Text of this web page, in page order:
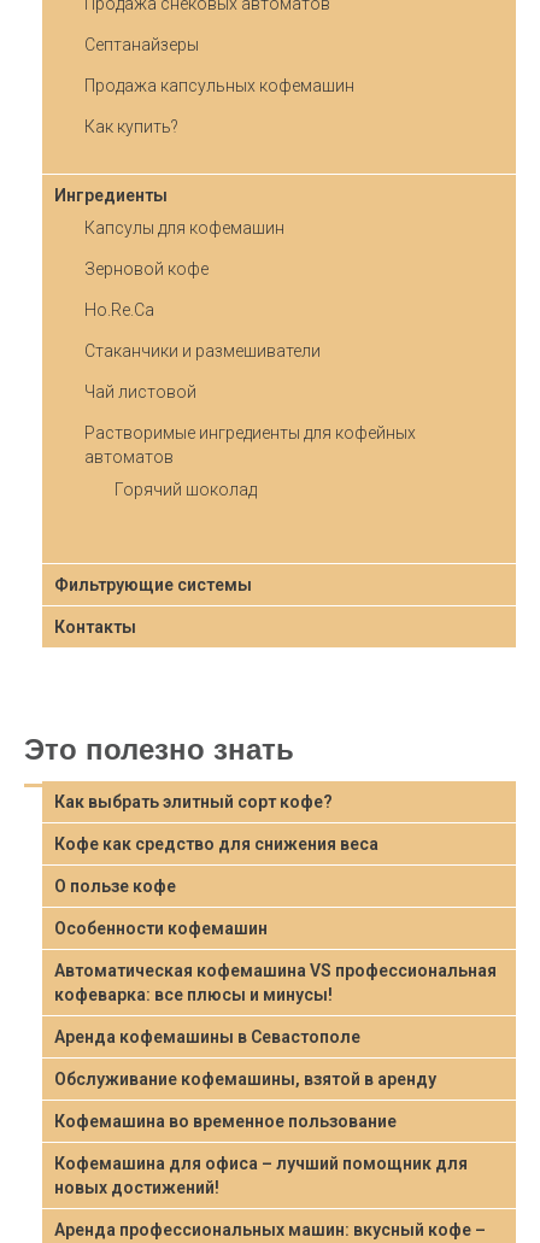
Септанайзеры
Продажа капсульных кофемашин
Как купить?
Ингредиенты
Капсулы для кофемашин
Зерновой кофе
Ho.Re.Ca
Стаканчики и размешиватели
Чай листовой
Растворимые ингредиенты для кофейных
автоматов
Горячий шоколад
Фильтрующие системы
Контакты
Это полезно знать
Как выбрать элитный сорт кофе?
Кофе как средство для снижения веса
О пользе кофе
Особенности кофемашин
Автоматическая кофемашина VS профессиональная
кофеварка: все плюсы и минусы!
Аренда кофемашины в Севастополе
Обслуживание кофемашины, взятой в аренду
Кофемашина во временное пользование
Кофемашина для офиса – лучший помощник для
новых достижений!
Аренда профессиональных машин: вкусный кофе –